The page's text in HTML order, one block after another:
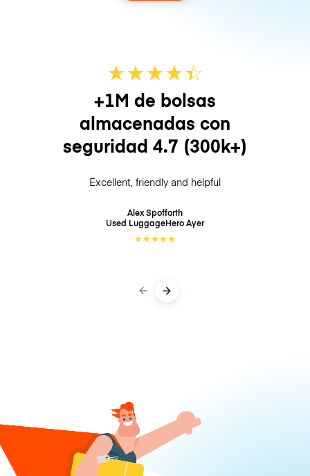
★★★★☆
★
+1M de bolsas
almacenadas con
seguridad 4.7 (300k+)
Excellent, friendly and helpful
Alex Spofforth
Used LuggageHeroAyer
★★★★★